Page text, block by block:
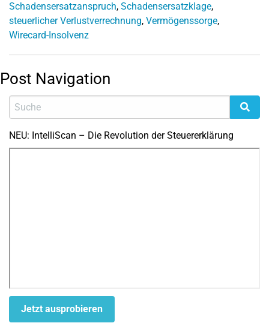
Schadensersatzanspruch, Schadensersatzklage,
steuerlicher Verlustverrechnung, Vermögenssorge,
Wirecard-Insolvenz
Post Navigation
NEU: IntelliScan – Die Revolution der Steuererklärung
Jetzt ausprobieren